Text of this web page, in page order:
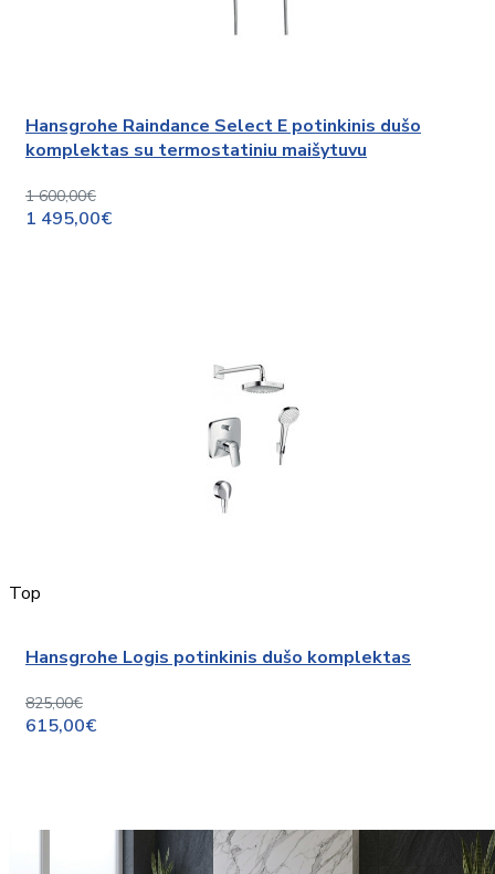
Hansgrohe Raindance Select E potinkinis dušo
komplektas su termostatiniu maišytuvu
1 600,00€
1 495,00€
Top
Hansgrohe Logis potinkinis dušo komplektas
825,00€
615,00€